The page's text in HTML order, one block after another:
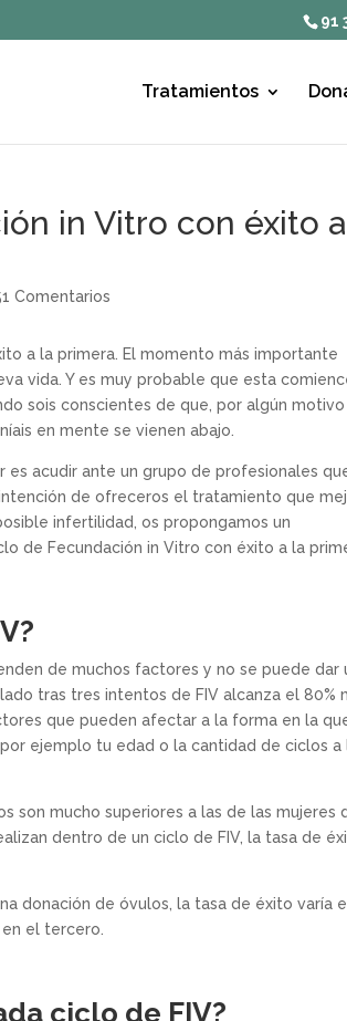
91
Tratamientos
in Vitro con éxito a
Comentarios
a la primera. El momento más importante
vida. Y es muy probable que esta
sois conscientes de que, por algún
en mente se vienen abajo.
acudir ante un grupo de profesionales
de ofreceros el tratamiento que
infertilidad, os propongamos un
de Fecundación in Vitro con éxito a la
de muchos factores y no se puede dar
tras tres intentos de FIV alcanza el 80%
que pueden afectar a la forma en la
ejemplo tu edad o la cantidad de ciclos a
son mucho superiores a las de las mujeres
dentro de un ciclo de FIV, la tasa de
donación de óvulos, la tasa de éxito varía
el tercero.
ciclo de FIV?